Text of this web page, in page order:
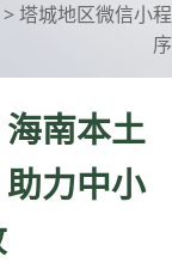
>塔城地区微信小程
序
南本土
力中小